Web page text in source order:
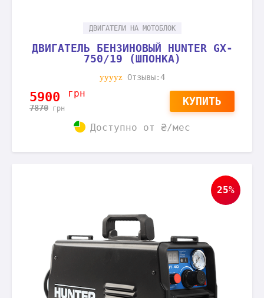
ДВИГАТЕЛИ НА МОТОБЛОК
ДВИГАТЕЛЬ БЕНЗИНОВЫЙ HUNTER GX-
750/19 (ШПОНКА)
Отзывы:4
5900 грн
7870 грн
КУПИТЬ
Доступно от ₴/мес
25%